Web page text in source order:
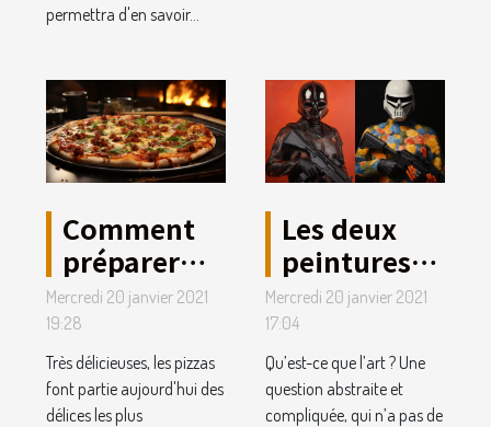
permettra d'en savoir...
Comment
préparer
des pizzas
sans perdre
de temps ?
Mercredi 20 janvier 2021
19:28
Très délicieuses, les pizzas
font partie aujourd'hui des
délices les plus
Les deux
peintures
les plus
célèbres de
tous les
temps.
Mercredi 20 janvier 2021
17:04
Qu’est-ce que l’art ? Une
question abstraite et
compliquée, qui n’a pas de